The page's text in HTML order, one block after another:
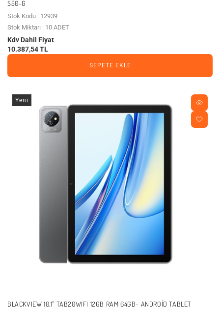
S50-G
Stok Kodu : 12939
Stok Miktarı : 10 ADET
Kdv Dahil Fiyat
10.387,54 TL
SEPETE EKLE
Yeni
BLACKVIEW 10.1" TAB20WIFI 12GB RAM 64GB- ANDROID TABLET